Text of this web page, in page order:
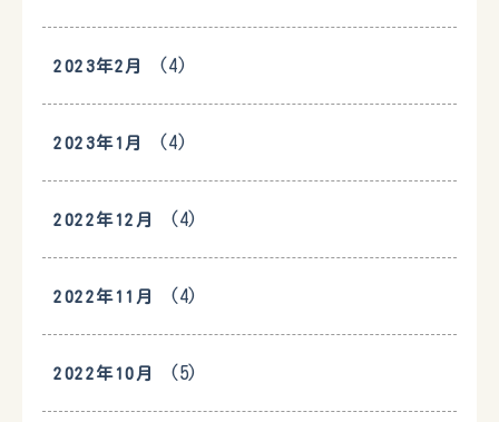
2023年2月 (4)
2023年1月 (4)
2022年12月 (4)
2022年11月 (4)
2022年10月 (5)